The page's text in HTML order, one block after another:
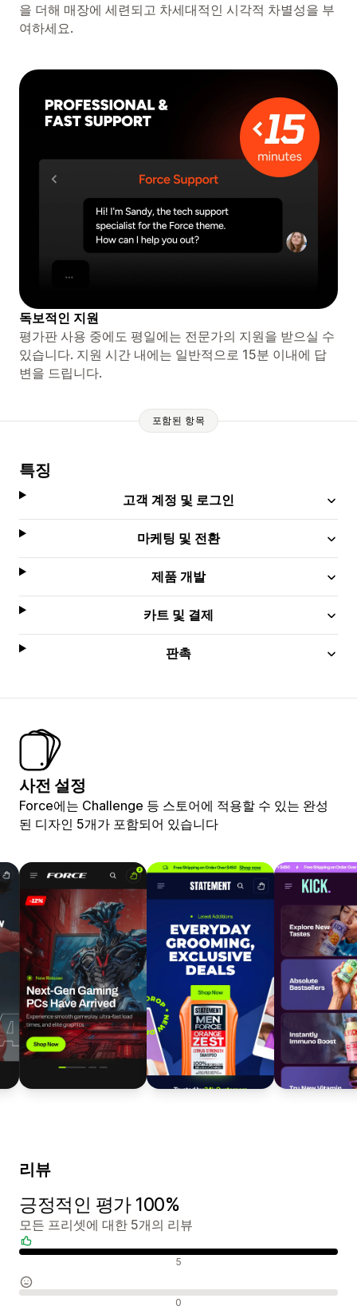
을 더해 매장에 세련되고 차세대적인 시각적 차별성을 부
여하세요.
독보적인 지원
평가판 사용 중에도 평일에는 전문가의 지원을 받으실 수
있습니다. 지원 시간 내에는 일반적으로 15분 이내에 답
변을 드립니다.
포함된 항목
특징
고객 계정 및 로그인
마케팅 및 전환
제품 개발
카트 및 결제
판촉
사전 설정
Force에는 Challenge 등 스토어에 적용할 수 있는 완성
된 디자인 5개가 포함되어 있습니다
리뷰
긍정적인 평가 100%
모든 프리셋에 대한 5개의 리뷰
5
0